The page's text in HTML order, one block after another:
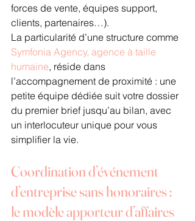
forces de vente, équipes support,
clients, partenaires…).
La particularité d’une structure comme
Symfonia Agency, agence à taille
humaine, réside dans
l’accompagnement de proximité : une
petite équipe dédiée suit votre dossier
du premier brief jusqu’au bilan, avec
un interlocuteur unique pour vous
simplifier la vie.
Coordination d’événement
d’entreprise sans honoraires :
le modèle apporteur d’affaires